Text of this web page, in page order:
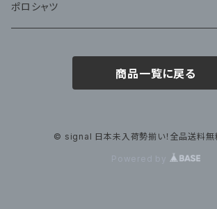
ポロシャツ
商品一覧に戻る
© signal 日本未入荷勢揃い！全品送料
Powered by